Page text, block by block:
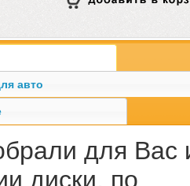
авто
для
диски, по